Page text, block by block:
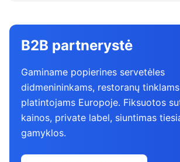
B2B partnerystė
Gaminame popierines servetėles
didmenininkams, restoranų
platintojams Europoje. Fiksuotos
kainos, private label, siuntimas
gamyklos.